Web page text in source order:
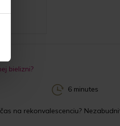
bielizni?
6 minutes
na rekonvalescenciu?